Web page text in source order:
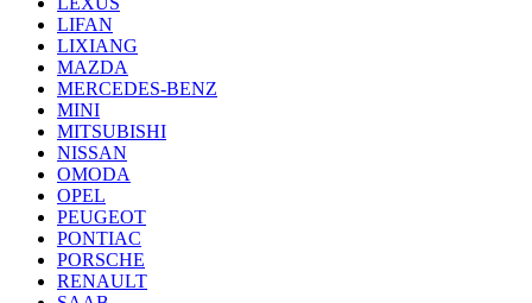
LIFAN
LIXIANG
MAZDA
MERCEDES-BENZ
MINI
MITSUBISHI
NISSAN
OMODA
OPEL
PEUGEOT
PONTIAC
PORSCHE
RENAULT